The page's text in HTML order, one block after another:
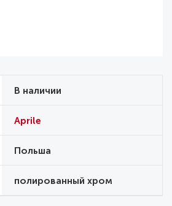
В наличии
Aprile
Польша
полированный хром